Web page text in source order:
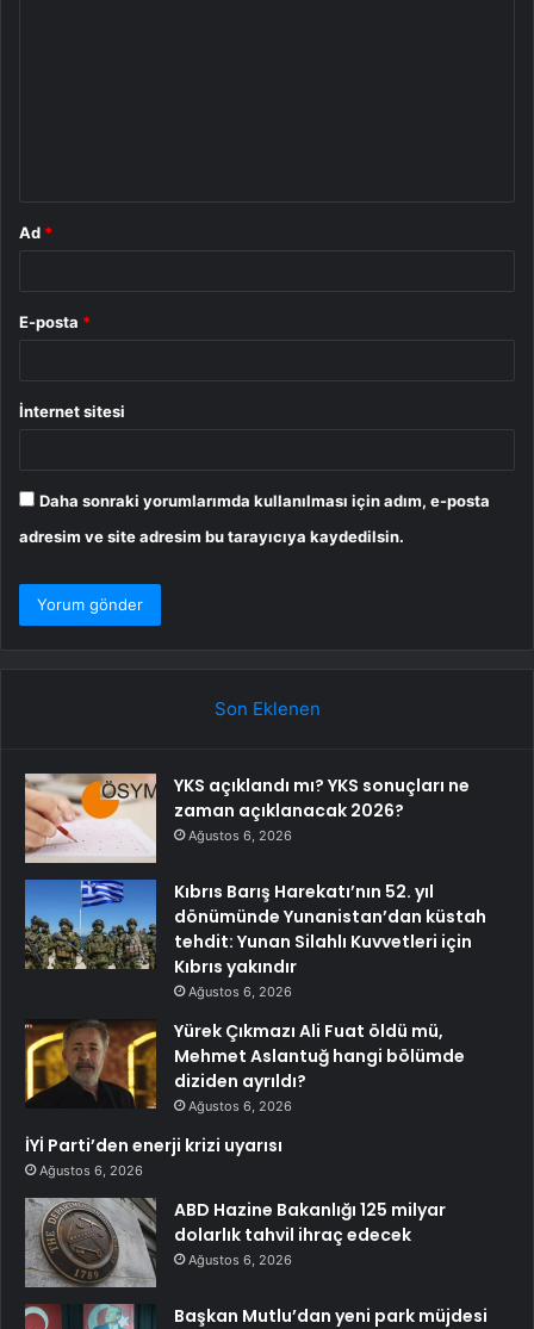
Ad *
E-posta *
İnternet sitesi
Daha sonraki yorumlarımda kullanılması için adım, e-posta
adresim ve site adresim bu tarayıcıya kaydedilsin.
Son Eklenen
YKS açıklandı mı? YKS sonuçları ne
zaman açıklanacak 2026?
Ağustos 6, 2026
Kıbrıs Barış Harekatı’nın 52. yıl
dönümünde Yunanistan’dan küstah
tehdit: Yunan Silahlı Kuvvetleri için
Kıbrıs yakındır
Ağustos 6, 2026
Yürek Çıkmazı Ali Fuat öldü mü,
Mehmet Aslantuğ hangi bölümde
diziden ayrıldı?
Ağustos 6, 2026
İYİ Parti’den enerji krizi uyarısı
Ağustos 6, 2026
ABD Hazine Bakanlığı 125 milyar
dolarlık tahvil ihraç edecek
Ağustos 6, 2026
Başkan Mutlu’dan yeni park müjdesi